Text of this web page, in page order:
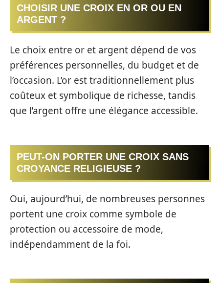
CHOISIR UNE CROIX EN OR OU EN
ARGENT ?
Le choix entre or et argent dépend de vos
préférences personnelles, du budget et de
l’occasion. L’or est traditionnellement plus
coûteux et symbolique de richesse, tandis
que l’argent offre une élégance accessible.
PEUT-ON PORTER UNE CROIX SANS
CROYANCE RELIGIEUSE ?
Oui, aujourd’hui, de nombreuses personnes
portent une croix comme symbole de
protection ou accessoire de mode,
indépendamment de la foi.